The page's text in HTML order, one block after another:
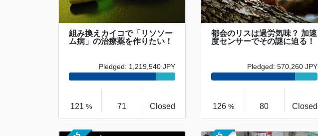
組み換えカイコで「リソソー
ム病」の治療薬を作りたい！
Pledged: 1,219,540 JPY
121% 71 Closed
都会のリスは過労気味？ 加速
度センサーでその謎に迫る！
Pledged: 570,260 JPY
126% 80 Closed